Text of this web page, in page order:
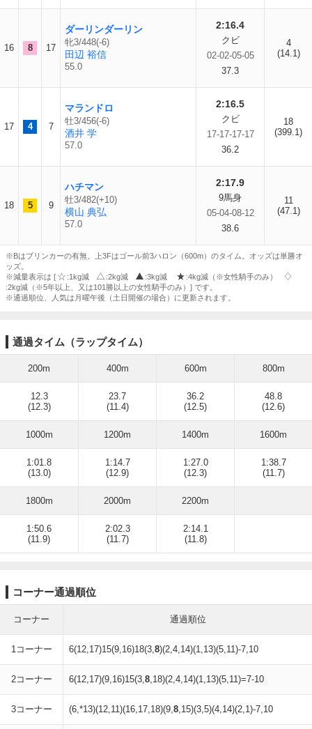
16 8 17
ダーリンダーリン
牝3/448(-6)
田辺 裕信
55.0
2:16.4
クビ
02-02-05-05
37.3
4
(14.1)
17 4 7
マランドロ
牡3/456(-6)
酒井 学
57.0
2:16.5
クビ
17-17-17-17
36.2
18
(399.1)
18 5 9
ハチマン
牡3/482(+10)
横山 典弘
57.0
2:17.9
9馬身
05-04-08-12
38.6
11
(47.1)
※Bはブリンカーの有無。上3Fはゴール前3ハロン（600m）のタイム。オッズは単勝オ
ッズ。
※減量表示は [
:1kg減 :2kg減 :3kg減
:4kg減（※女性騎手のみ）
:2kg減（※5年以上、又は101勝以上の女性騎手のみ）] です。
※通過順位、人気は月曜午後（土日開催の場合）に更新されます。
通過タイム（ラップタイム）
200m 400m 600m 800m
12.3
(12.3)
23.7
(11.4)
36.2
(12.5)
48.8
(12.6)
1000m 1200m 1400m 1600m
1:01.8
(13.0)
1:14.7
(12.9)
1:27.0
(12.3)
1:38.7
(11.7)
1800m 2000m 2200m
1:50.6
(11.9)
2:02.3
(11.7)
2:14.1
(11.8)
コーナー通過順位
コーナー 通過順位
1コーナー 6(12,17)15(9,16)18(3,8)(2,4,14)(1,13)(5,11)-7,10
2コーナー 6(12,17)(9,16)15(3,8,18)(2,4,14)(1,13)(5,11)=7-10
3コーナー (6,*13)(12,11)(16,17,18)(9,8,15)(3,5)(4,14)(2,1)-7,10